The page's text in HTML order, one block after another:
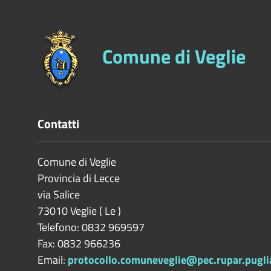
Comune di Veglie
Contatti
Comune di Veglie
Provincia di Lecce
via Salice
73010Veglie( Le)
Telefono: 0832 969597
Fax: 0832 966236
Email: